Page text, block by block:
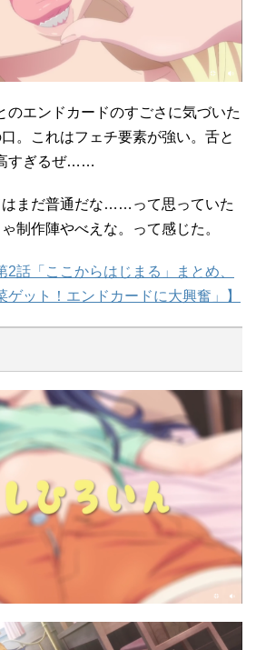
エンドカードのすごさに気づいた
。これはフェチ要素が強い。舌と
すぎるぜ……
まだ普通だな……って思っていた
制作陣やべえな。って感じた。
2話「ここからはじまる」まとめ、
ゲット！エンドカードに大興奮」】